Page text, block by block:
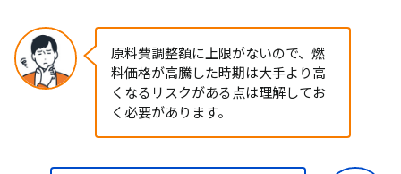
原料費調整額に上限がないので、燃
料価格が高騰した時期は大手より高
くなるリスクがある点は理解してお
く必要があります。